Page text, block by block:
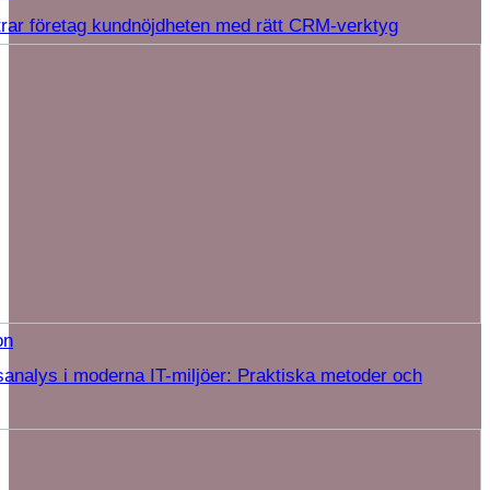
företag kundnöjdheten med rätt CRM-verktyg
i moderna IT-miljöer: Praktiska metoder och